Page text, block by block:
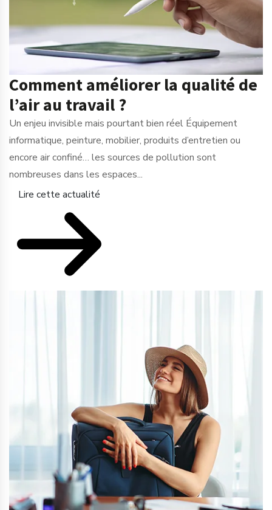
Comment améliorer la qualité de
l’air au travail ?
Un enjeu invisible mais pourtant bien réel Équipement
informatique, peinture, mobilier, produits d’entretien ou
encore air confiné… les sources de pollution sont
nombreuses dans les espaces...
Lire cette actualité